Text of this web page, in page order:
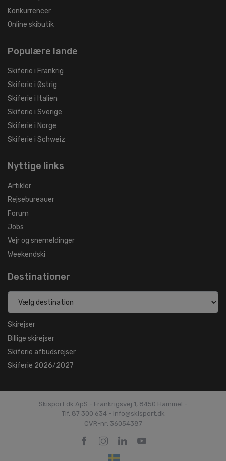
Konkurrencer
Online skibutik
Populære lande
Skiferie i Frankrig
Skiferie i Østrig
Skiferie i Italien
Skiferie i Sverige
Skiferie i Norge
Skiferie i Schweiz
Nyttige links
Artikler
Rejsebureauer
Forum
Jobs
Vejr og snemeldinger
Weekendski
Destinationer
Skirejser
Billige skirejser
Skiferie afbudsrejser
Skiferie 2026/2027
Skisport.dk ApS - Frankrigsvej 1, 8450 Hammel -
Tlf. 87 300 634 - info@skisport.dk
CVR-nr: 36054387